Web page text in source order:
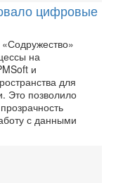
цифровые
на
и
для
Это позволило
с данными